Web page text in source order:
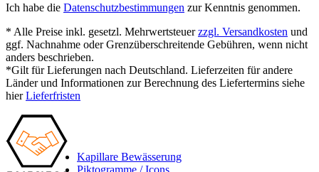
Ich habe die Datenschutzbestimmungen zur Kenntnis genommen.
* Alle Preise inkl. gesetzl. Mehrwertsteuerzzgl. Versandkosten und
ggf. Nachnahme oder Grenzüberschreitende Gebühren, wenn nicht
anders beschrieben.
*Gilt für Lieferungen nach Deutschland. Lieferzeiten für andere
Länder und Informationen zur Berechnung des Liefertermins siehe
hierLieferfristen
Kapillare Bewässerung
Piktogramme / Icons